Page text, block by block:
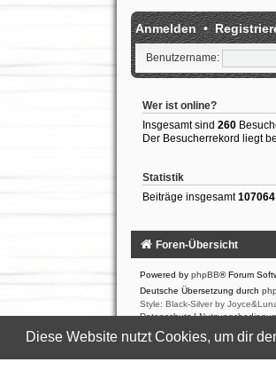
Diese Website nutzt Cookies, um dir
Anmelden•
Benutzername:
Wer ist online?
Insgesamt sind 260
Der Besucherrekord liegt
Statistik
Beiträge insgesamt107064
Foren-Übersicht
Powered by phpBB® Forum
Deutsche Übersetzung durch
Style: Black-Silver by
Datenschutz |